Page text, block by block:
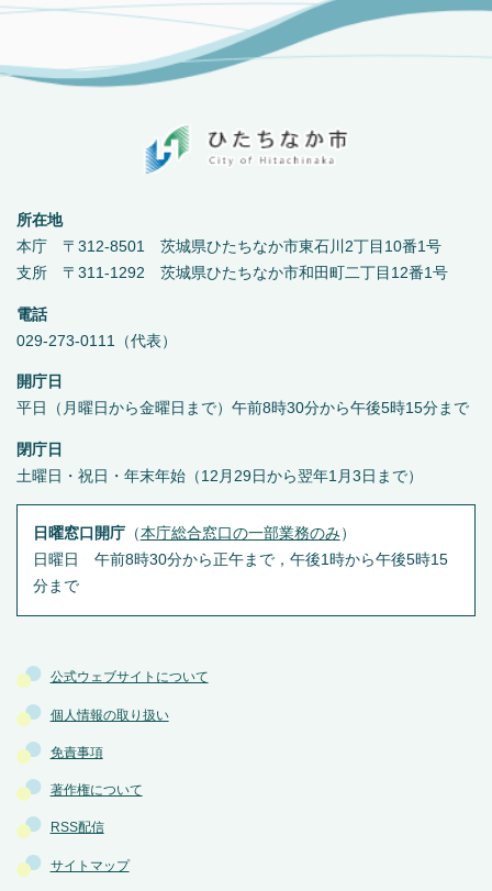
公式ウェブサイトについて
個人情報の取り扱い
免責事項
著作権について
RSS配信
サイトマップ
所在地
本庁 〒312-8501 茨城県ひたちなか市東石川2丁目10番1号
支所 〒311-1292 茨城県ひたちなか市和田町二丁目12番1号
電話
029-273-0111（代表）
開庁日
平日（月曜日から金曜日まで）午前8時30分から午後5時15分まで
閉庁日
土曜日・祝日・年末年始（12月29日から翌年1月3日まで）
日曜窓口開庁（本庁総合窓口の一部業務のみ ）
日曜日 午前8時30分から正午まで，午後1時から午後5時15
分まで